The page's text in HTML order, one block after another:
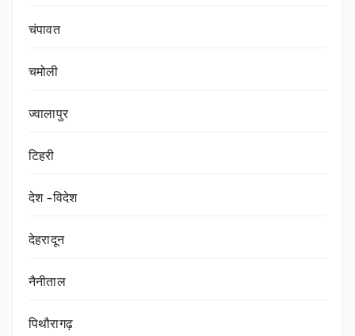
चंपावत
चमोली
ज्वालापुर
टिहरी
देश -विदेश
देहरादून
नैनीताल
पिथौरागढ़